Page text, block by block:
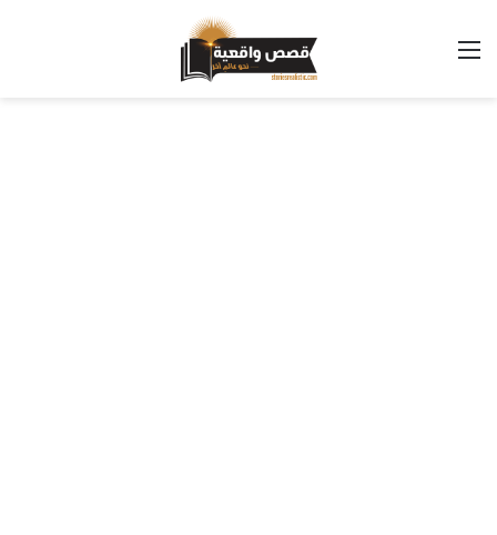
القائمة